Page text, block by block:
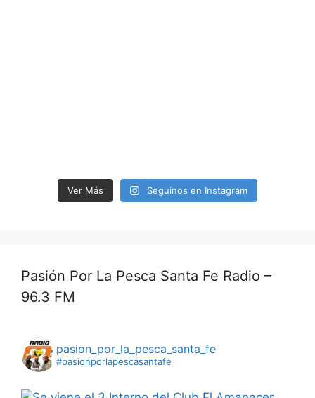
Ver Más Seguinos en Instagram
Pasión Por La Pesca Santa Fe Radio –
96.3 FM
pasion_por_la_pesca_santa_fe
#pasionporlapescasantafe